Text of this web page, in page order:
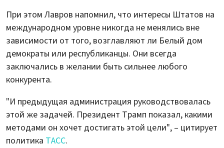
При этом Лавров напомнил, что интересы Штатов на
международном уровне никогда не менялись вне
зависимости от того, возглавляют ли Белый дом
демократы или республиканцы. Они всегда
заключались в желании быть сильнее любого
конкурента.
"И предыдущая администрация руководствовалась
этой же задачей. Президент Трамп показал, какими
методами он хочет достигать этой цели", – цитирует
политика ТАСС.